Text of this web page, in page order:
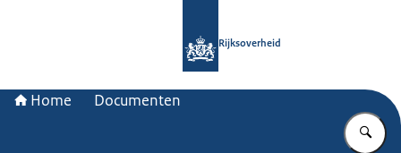
Rijksoverheid
Home Documenten